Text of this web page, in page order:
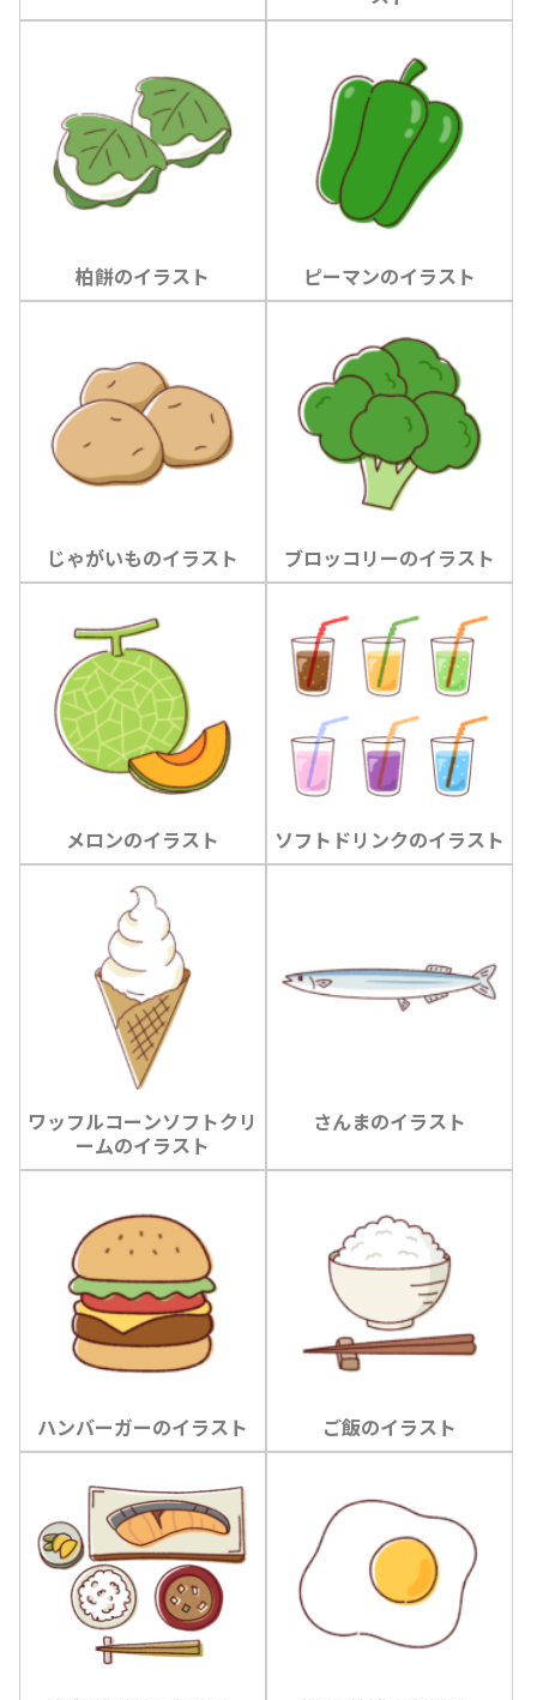
柏餅のイラスト ピーマンのイラスト
じゃがいものイラスト ブロッコリーのイラスト
メロンのイラスト ソフトドリンクのイラスト
ワッフルコーンソフトクリ
ームのイラスト
さんまのイラスト
ハンバーガーのイラスト ご飯のイラスト